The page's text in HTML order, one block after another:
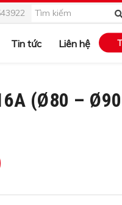
Tin tức Liên hệ
(Ø80 –